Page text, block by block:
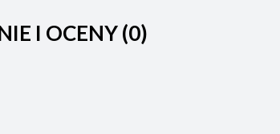
I OCENY (0)